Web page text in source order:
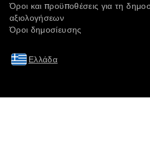
Όροι και προϋποθέσεις για τη
αξιολογήσεων
Όροι δημοσίευσης
Ελλάδα